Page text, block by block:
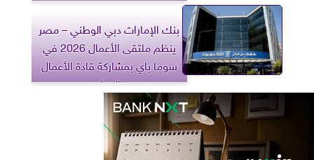
بنك الإمارات دبي الوطني – مصر
ينظم ملتقى الأعمال 2026 في
سوما باي بمشاركة قادة الأعمال
والعملاء